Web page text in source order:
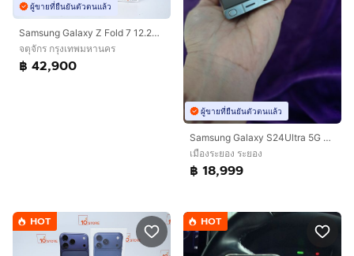
ผู้ขายที่ยืนยันตัวตนแล้ว
Samsung Galaxy Z Fold 7 12.256GB มือ 1
จตุจักร กรุงเทพมหานคร
฿ 42,900
ผู้ขายที่ยืนยันตัวตนแล้ว
Samsung Galaxy S24Ultra 5G 12/512GB
เมืองระยอง ระยอง
฿ 18,999
HOT HOT